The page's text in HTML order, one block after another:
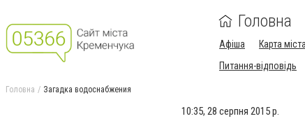
Головна
Афіша Карта міста
Питання-відповідь
Головна Загадка водоснабжения
10:35, 28 серпня 2015 р.